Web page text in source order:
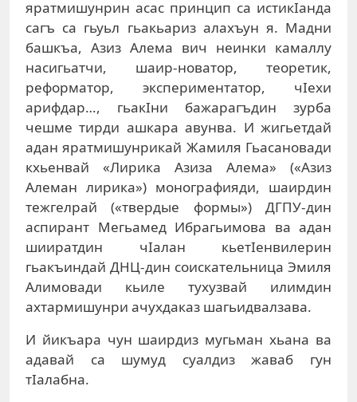
яратмишунрин асас принцип са истикIанда
сагъ са гьуьл гьакьариз алахъун я. Мадни
башкъа, Азиз Алема вич неинки камаллу
насигьатчи, шаир-новатор, теоретик,
реформатор, экспериментатор, чIехи
арифдар…, гьакIни бажарагъдин зурба
чешме тирди ашкара авунва. И жигьетдай
адан яратмишунрикай Жамиля Гьасановади
кхьенвай «Лирика Азиза Алема» («Азиз
Алеман лирика») монографияди, шаирдин
тежгелрай («твердые формы») ДГПУ-дин
аспирант Мегьамед Ибрагьимова ва адан
шииратдин чIалан кьетIенвилерин
гьакъиндай ДНЦ-дин соискательница Эмиля
Алимовади кьиле тухузвай илимдин
ахтармишунри ачухдаказ шагьидвалзава.
И йикъара чун шаирдиз мугьман хьана ва
адавай са шумуд суалдиз жаваб гун
тIалабна.